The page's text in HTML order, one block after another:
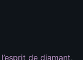
de diamant,